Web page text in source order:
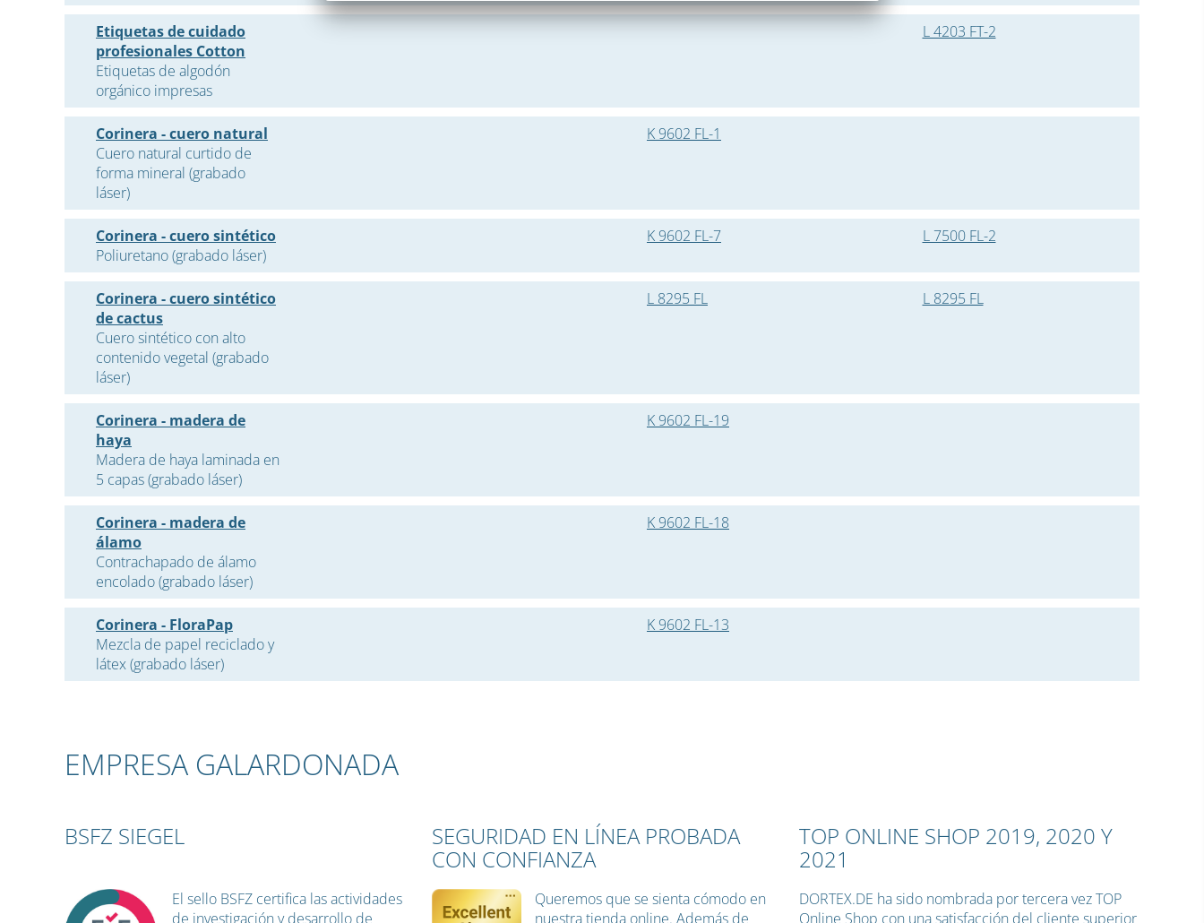
Etiquetas de cuidado
profesionales Cotton
Etiquetas de algodón
orgánico impresas
L 4203 FT-2
Corinera - cuero natural
Cuero natural curtido de
forma mineral (grabado
láser)
K 9602 FL-1
Corinera - cuero sintético
Poliuretano (grabado láser)
K 9602 FL-7 L 7500 FL-2
Corinera - cuero sintético
de cactus
Cuero sintético con alto
contenido vegetal (grabado
láser)
L 8295 FL L 8295 FL
Corinera - madera de
haya
Madera de haya laminada en
5 capas (grabado láser)
K 9602 FL-19
Corinera - madera de
álamo
Contrachapado de álamo
encolado (grabado láser)
K 9602 FL-18
Corinera - FloraPap
Mezcla de papel reciclado y
látex (grabado láser)
K 9602 FL-13
EMPRESA GALARDONADA
BSFZ SIEGEL
El sello BSFZ certifica las actividades
de investigación y desarrollo de
SEGURIDAD EN LÍNEA PROBADA
CON CONFIANZA
Queremos que se sienta cómodo en
nuestra tienda online. Además de
TOP ONLINE SHOP 2019, 2020 Y
2021
DORTEX.DE ha sido nombrada por tercera vez TOP
Online Shop con una satisfacción del cliente superior